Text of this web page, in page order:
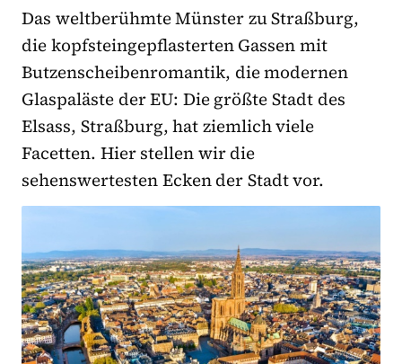
Das weltberühmte Münster zu Straßburg,
die kopfsteingepflasterten Gassen mit
Butzenscheibenromantik, die modernen
Glaspaläste der EU: Die größte Stadt des
Elsass, Straßburg, hat ziemlich viele
Facetten. Hier stellen wir die
sehenswertesten Ecken der Stadt vor.